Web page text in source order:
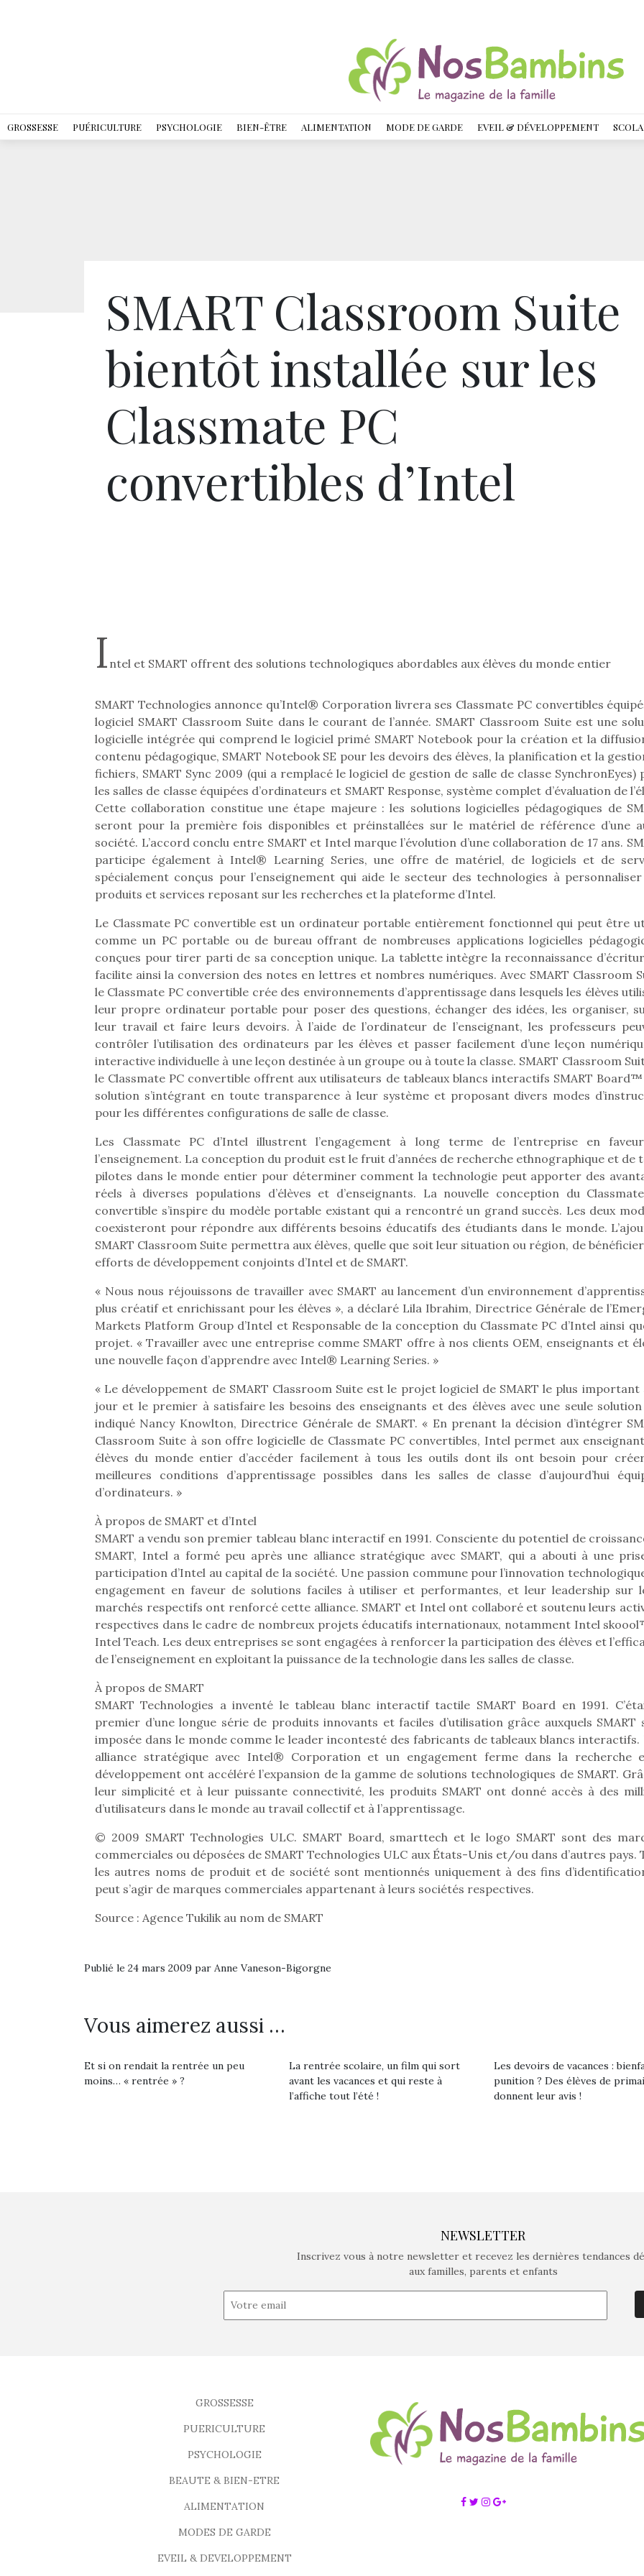
GROSSESSE PUÉRICULTURE PSYCHOLOGIE BIEN-ÊTRE ALIMENTATION MODE DE GARDE EVEIL & DÉVELOPPEMENT
SMART Classroom Suite
bientôt installée sur les
Classmate PC
convertibles d’Intel
I ntel et SMART offrent des solutions technologiques abordables aux élèves du monde entier
SMART Technologies annonce qu’Intel® Corporation livrera ses Classmate PC convertibles
logiciel SMART Classroom Suite dans le courant de l’année. SMART Classroom Suite est une
logicielle intégrée qui comprend le logiciel primé SMART Notebook pour la création et la
contenu pédagogique, SMART Notebook SE pour les devoirs des élèves, la planification et la
fichiers, SMART Sync 2009 (qui a remplacé le logiciel de gestion de salle de classe SynchronEyes)
les salles de classe équipées d’ordinateurs et SMART Response, système complet d’évaluation de
Cette collaboration constitue une étape majeure : les solutions logicielles pédagogiques de
seront pour la première fois disponibles et préinstallées sur le matériel de référence d’une
société. L’accord conclu entre SMART et Intel marque l’évolution d’une collaboration de 17 ans.
participe également à Intel® Learning Series, une offre de matériel, de logiciels et de
spécialement conçus pour l’enseignement qui aide le secteur des technologies à personnaliser
produits et services reposant sur les recherches et la plateforme d’Intel.
Le Classmate PC convertible est un ordinateur portable entièrement fonctionnel qui peut être
comme un PC portable ou de bureau offrant de nombreuses applications logicielles
conçues pour tirer parti de sa conception unique. La tablette intègre la reconnaissance
facilite ainsi la conversion des notes en lettres et nombres numériques. Avec SMART Classroom
le Classmate PC convertible crée des environnements d’apprentissage dans lesquels les élèves
leur propre ordinateur portable pour poser des questions, échanger des idées, les organiser,
leur travail et faire leurs devoirs. À l’aide de l’ordinateur de l’enseignant, les professeurs
contrôler l’utilisation des ordinateurs par les élèves et passer facilement d’une leçon
interactive individuelle à une leçon destinée à un groupe ou à toute la classe. SMART Classroom
le Classmate PC convertible offrent aux utilisateurs de tableaux blancs interactifs SMART
solution s’intégrant en toute transparence à leur système et proposant divers modes
pour les différentes configurations de salle de classe.
Les Classmate PC d’Intel illustrent l’engagement à long terme de l’entreprise en
l’enseignement. La conception du produit est le fruit d’années de recherche ethnographique et de
pilotes dans le monde entier pour déterminer comment la technologie peut apporter des
réels à diverses populations d’élèves et d’enseignants. La nouvelle conception du
convertible s’inspire du modèle portable existant qui a rencontré un grand succès. Les deux
coexisteront pour répondre aux différents besoins éducatifs des étudiants dans le monde.
SMART Classroom Suite permettra aux élèves, quelle que soit leur situation ou région, de
efforts de développement conjoints d’Intel et de SMART.
« Nous nous réjouissons de travailler avec SMART au lancement d’un environnement
plus créatif et enrichissant pour les élèves », a déclaré Lila Ibrahim, Directrice Générale de
Markets Platform Group d’Intel et Responsable de la conception du Classmate PC d’Intel ainsi
projet. « Travailler avec une entreprise comme SMART offre à nos clients OEM, enseignants et
une nouvelle façon d’apprendre avec Intel® Learning Series. »
« Le développement de SMART Classroom Suite est le projet logiciel de SMART le plus important
jour et le premier à satisfaire les besoins des enseignants et des élèves avec une seule solution
indiqué Nancy Knowlton, Directrice Générale de SMART. « En prenant la décision d’intégrer
Classroom Suite à son offre logicielle de Classmate PC convertibles, Intel permet aux
élèves du monde entier d’accéder facilement à tous les outils dont ils ont besoin pour
meilleures conditions d’apprentissage possibles dans les salles de classe d’aujourd’hui
d’ordinateurs. »
À propos de SMART et d’Intel
SMART a vendu son premier tableau blanc interactif en 1991. Consciente du potentiel de
SMART, Intel a formé peu après une alliance stratégique avec SMART, qui a abouti à une
participation d’Intel au capital de la société. Une passion commune pour l’innovation
engagement en faveur de solutions faciles à utiliser et performantes, et leur leadership sur
marchés respectifs ont renforcé cette alliance. SMART et Intel ont collaboré et soutenu leurs
respectives dans le cadre de nombreux projets éducatifs internationaux, notamment Intel
Intel Teach. Les deux entreprises se sont engagées à renforcer la participation des élèves et
de l’enseignement en exploitant la puissance de la technologie dans les salles de classe.
À propos de SMART
SMART Technologies a inventé le tableau blanc interactif tactile SMART Board en 1991.
premier d’une longue série de produits innovants et faciles d’utilisation grâce auxquels SMART
imposée dans le monde comme le leader incontesté des fabricants de tableaux blancs interactifs.
alliance stratégique avec Intel® Corporation et un engagement ferme dans la recherche
développement ont accéléré l’expansion de la gamme de solutions technologiques de SMART.
leur simplicité et à leur puissante connectivité, les produits SMART ont donné accès à des
d’utilisateurs dans le monde au travail collectif et à l’apprentissage.
© 2009 SMART Technologies ULC. SMART Board, smarttech et le logo SMART sont des
commerciales ou déposées de SMART Technologies ULC aux États-Unis et/ou dans d’autres pays.
les autres noms de produit et de société sont mentionnés uniquement à des fins
peut s’agir de marques commerciales appartenant à leurs sociétés respectives.
Source : Agence Tukilik au nom de SMART
Publié le 24 mars 2009 par Anne Vaneson-Bigorgne
Vous aimerez aussi …
Et si on rendait la rentrée un peu
moins… « rentrée » ?
La rentrée scolaire, un film qui sort
avant les vacances et qui reste à
l’affiche tout l’été !
Les devoirs de vacances :
punition ? Des élèves de
donnent leur avis !
Pâques 2026 : chocolats
et idées pour une chasse
aux œufs magique en
famille
Chocolats à petits prix,
jouets malins et idées
créatives… voici de quoi
organiser une chasse aux
œufs magique…
Pâques
et idées
aux œufs
Chocolats
jouets
créatives…
organiser
œufs
Une loutre en peluche
pour les enfants, un
animal qui change des
Les peluches quelles
qu’elles soient, sont des
compagnons pour les
enfants. Doudou, meilleur
ami, objet à câliner,
confident,…
Petit chef deviendra
grand !
Les jeux d’imitation
terrain d’apprentissage
qui permet aux enfants
d’explorer, comprendre
et s’approprier ce qu’ils…
Une loutre
pour les
Les
qu’elles
enfants.
ami,
NextGen, une nouvelle
trottinette mécanique
enfants débordent
d’énergie. Varier
simple.
activité
ou
Des trampolines pour les
grands et les petits !
Durant les vacances
estivales et avec le
retour des beaux jours,
c’est l’occasion rêvée
pour les enfants de…
Et si l’aventure était au
bout du jardin ?
Après trois confinements
successifs, des couvre-
feux à des heures
différentes, des
restrictions de
T’AS TON NERF ?
A l’heure du
déconfinement, des
premières grosses
chaleurs et des futures
vacances estivales, le
parc, le jardin, la…
Le boom de
pour
L’attrait
est
comme objectif…
comme
NEWSLETTER
Inscrivez vous à notre newsletter et recevez les dernières tendances
aux familles, parents et enfants
GROSSESSE
PUERICULTURE
PSYCHOLOGIE
BEAUTE & BIEN-ETRE
ALIMENTATION
MODES DE GARDE
EVEIL & DEVELOPPEMENT